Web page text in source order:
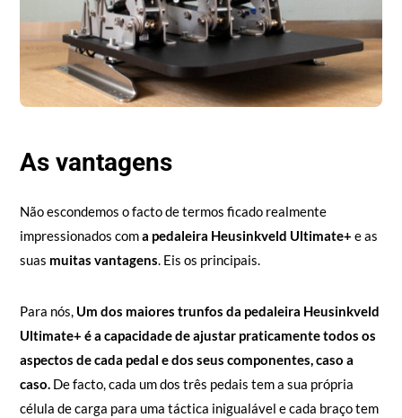
As vantagens
Não escondemos o facto de termos ficado realmente
impressionados coma pedaleira Heusinkveld Ultimate+ e as
suas muitas vantagens. Eis os principais.
Para nós, Um dos maiores trunfos da pedaleira Heusinkveld
Ultimate+ é a capacidade de ajustar praticamente todos os
aspectos de cada pedal e dos seus componentes, caso a
caso.De facto, cada um dos três pedais tem a sua própria
célula de carga para uma táctica inigualável e cada braço tem